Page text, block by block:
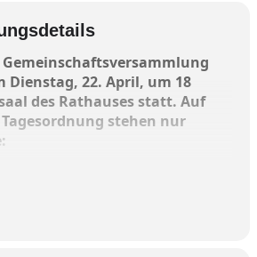
Gemeinschaftsversammlung
Dienstag, 22. April, um 18
des Rathauses statt. Auf
stehen nur
Anfragen